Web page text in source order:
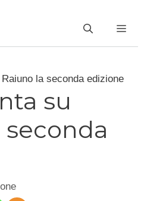
la seconda edizione
su
seconda